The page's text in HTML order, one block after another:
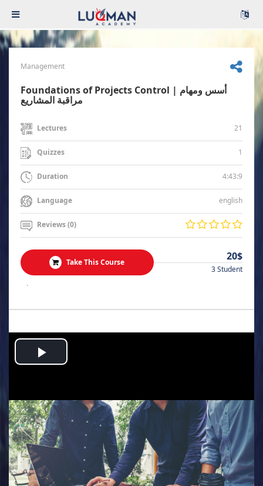
Management
Foundations of Projects Control | أسس ومهام
مراقبة المشاريع
Lectures 21
Quizzes 1
Duration 4:43:9
Language english
Reviews (0)
Take This Course 20$
3 Student
.
Play